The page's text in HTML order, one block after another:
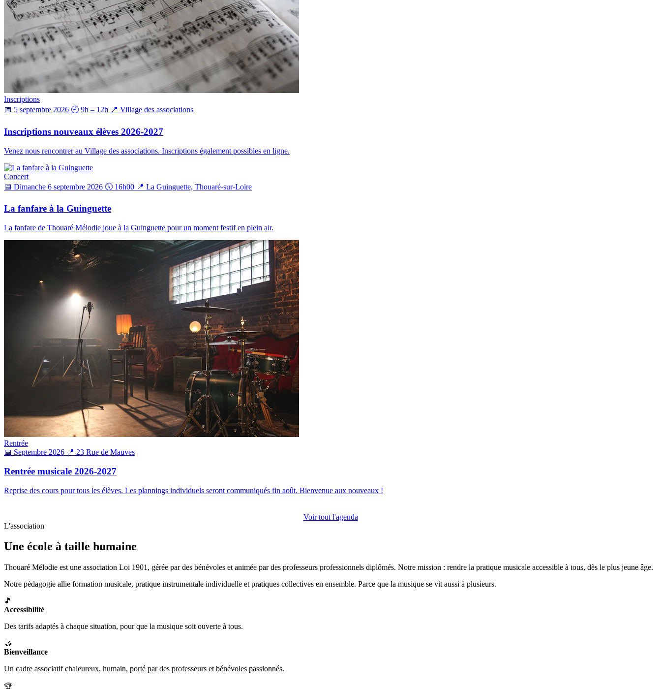
Inscriptions
📅 5 septembre 2026 🕘 9h – 12h 📍 Village des associations
Inscriptions nouveaux élèves 2026-2027
Venez nous rencontrer au Village des associations. Inscriptions également possibles en ligne.
Concert
📅 Dimanche 6 septembre 2026 🕔 16h00 📍 La Guinguette, Thouaré-sur-Loire
La fanfare à la Guinguette
La fanfare de Thouaré Mélodie joue à la Guinguette pour un moment festif en plein air.
Rentrée
📅 Septembre 2026 📍 23 Rue de Mauves
Rentrée musicale 2026-2027
Reprise des cours pour tous les élèves. Les plannings individuels seront communiqués fin août. Bienvenue aux nouveaux !
Voir tout l'agenda
L'association
Une école à taille humaine
Thouaré Mélodie est une association Loi 1901, gérée par des bénévoles et animée par des professeurs professionnels diplômés. Notre mission : rendre la pratique musicale accessible à tous, dès le plus jeune âge.
Notre pédagogie allie formation musicale, pratique instrumentale individuelle et pratiques collectives en ensemble. Parce que la musique se vit aussi à plusieurs.
🎵
Accessibilité
Des tarifs adaptés à chaque situation, pour que la musique soit ouverte à tous.
🤝
Bienveillance
Un cadre associatif chaleureux, humain, porté par des professeurs et bénévoles passionnés.
🏆